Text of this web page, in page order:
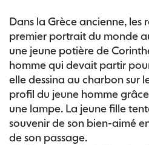
Dans la Grèce ancienne, les
premier portrait du monde
une jeune potière de
homme qui devait partir
elle dessina au charbon sur
profil du jeune homme
une lampe. La jeune fille
souvenir de son bien-aimé
de son passage.